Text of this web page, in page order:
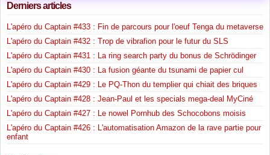
Derniers articles
L'apéro du Captain #433 : Fin de parcours pour l'oeuf Tenga du metaverse
L'apéro du Captain #432 : Trop de vibrafion pour le futur du SLS
L'apéro du Captain #431 : La ring search party du bonus de Schrödinger
L'apéro du Captain #430 : La fusion géante du tsunami de papier cul
L'apéro du Captain #429 : Le PQ-Thon du templier qui chiait des briques
L'apéro du Captain #428 : Jean-Paul et les specials mega-deal MyCiné
L'apéro du Captain #427 : Le nowel Pornhub des Schocobons moisis
L'apéro du Captain #426 : L'automatisation Amazon de la rave partie pour
enfant